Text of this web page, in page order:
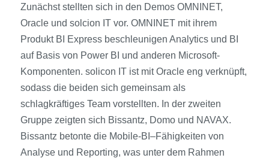
Zunächst stellten sich in den Demos OMNINET,
Oracle und solcion IT vor. OMNINET mit ihrem
Produkt BI Express beschleunigen Analytics und BI
auf Basis von Power BI und anderen Microsoft-
Komponenten. solicon IT ist mit Oracle eng verknüpft,
sodass die beiden sich gemeinsam als
schlagkräftiges Team vorstellten. In der zweiten
Gruppe zeigten sich Bissantz, Domo und NAVAX.
Bissantz betonte die Mobile-BI–Fähigkeiten von
Analyse und Reporting, was unter dem Rahmen